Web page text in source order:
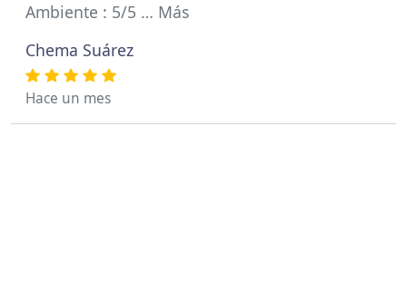
Ambiente : 5/5 … Más
Chema Suárez
Hace un mes